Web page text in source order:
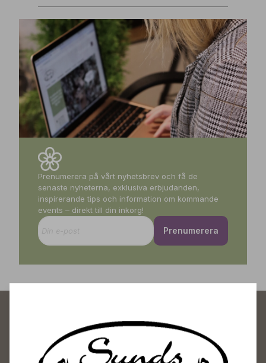
Prenumerera på vårt nyhetsbrev och få de
senaste nyheterna, exklusiva erbjudanden,
inspirerande tips och information om kommande
events – direkt till din inkorg!
Prenumerera